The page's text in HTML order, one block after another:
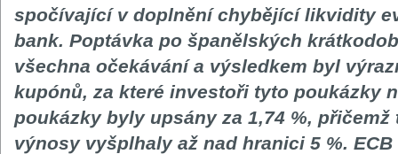
spočívající v doplnění chybějící likvidity
bank. Poptávka po španělských
všechna očekávání a výsledkem byl
kupónů, za které investoři tyto poukázky
poukázky byly upsány za 1,74 %,
výnosy vyšplhaly až nad hranici 5 %.